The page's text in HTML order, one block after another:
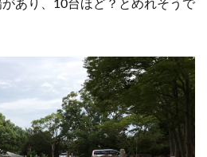
あり、10台ほど？とめれそうで